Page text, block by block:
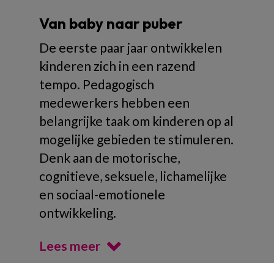
Van baby naar puber
De eerste paar jaar ontwikkelen
kinderen zich in een razend
tempo. Pedagogisch
medewerkers hebben een
belangrijke taak om kinderen op al
mogelijke gebieden te stimuleren.
Denk aan de motorische,
cognitieve, seksuele, lichamelijke
en sociaal-emotionele
ontwikkeling.
Lees meer